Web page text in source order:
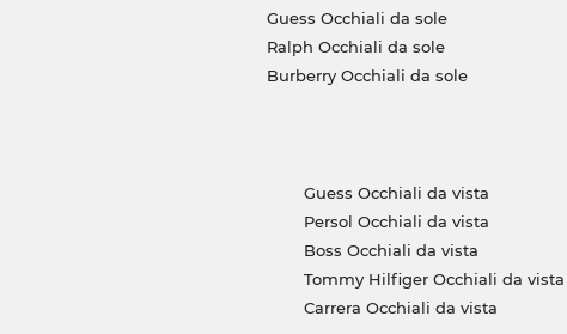
Guess Occhiali da sole
Ralph Occhiali da sole
Burberry Occhiali da sole
Guess Occhiali da vista
Persol Occhiali da vista
Boss Occhiali da vista
Tommy Hilfiger Occhiali da vista
Carrera Occhiali da vista